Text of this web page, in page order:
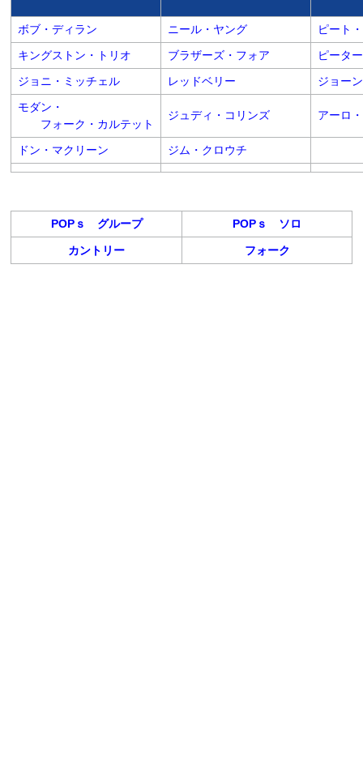
ボブ・ディラン ニール・ヤング
ピート
キングストン・トリオ
ブラザーズ・フォア
ピータ
ジョニ・ミッチェル
レッドベリー
ジョー
モダン・
フォーク・カルテット
ジュディ・コリンズ アーロ
ドン・マクリーン ジム・クロウチ
POPｓ グループ POPｓ ソロ
カントリー フォーク